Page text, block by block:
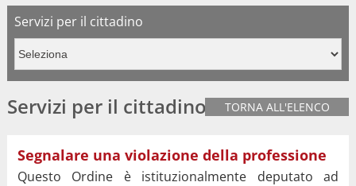
Servizi per il cittadino
Servizi per il cittadino TORNA ALL'ELENCO
Segnalare una violazione della professione
Questo Ordine è istituzionalmente deputato ad